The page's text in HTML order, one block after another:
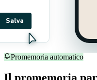
Salva
Promemoria automatico